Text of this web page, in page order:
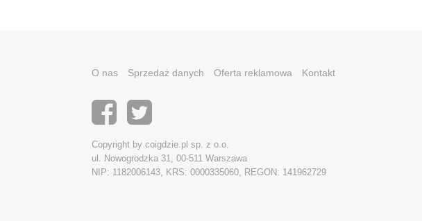
O nas Sprzedaż danych Oferta reklamowa Kontakt
Copyright by coigdzie.pl sp. z o.o.
ul. Nowogrodzka 31, 00-511 Warszawa
NIP: 1182006143, KRS: 0000335060, REGON: 141962729